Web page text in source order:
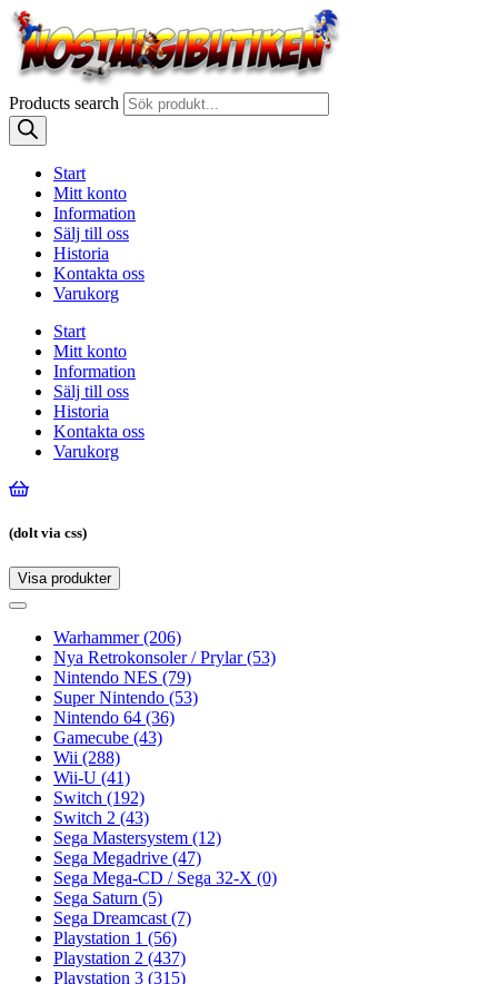
Products search
Start
Mitt konto
Information
Sälj till oss
Historia
Kontakta oss
Varukorg
Start
Mitt konto
Information
Sälj till oss
Historia
Kontakta oss
Varukorg
(dolt via css)
Visa produkter
Toggle
Toggle
navigationWarhammer(206)
Nya Retrokonsoler / Prylar(53)
Nintendo NES (79)
Super Nintendo (53)
Nintendo 64 (36)
Gamecube (43)
Wii (288)
Wii-U (41)
Switch (192)
Switch 2 (43)
Sega Mastersystem (12)
Sega Megadrive (47)
Sega Mega-CD / Sega 32-X (0)
Sega Saturn (5)
Sega Dreamcast (7)
Playstation 1 (56)
Playstation 2 (437)
Playstation 3 (315)